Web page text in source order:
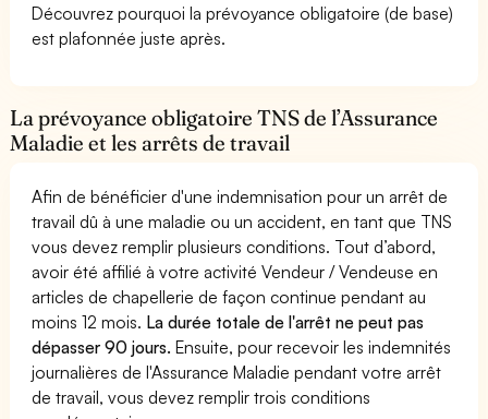
Découvrez pourquoi la prévoyance obligatoire (de base)
est plafonnée juste après.
La prévoyance obligatoire TNS de l’Assurance
Maladie et les arrêts de travail
Afin de bénéficier d'une indemnisation pour un arrêt de
travail dû à une maladie ou un accident, en tant que TNS
vous devez remplir plusieurs conditions. Tout d’abord,
avoir été affilié à votre activité Vendeur / Vendeuse en
articles de chapellerie de façon continue pendant au
moins 12 mois. La durée totale de l'arrêt ne peut pas
dépasser 90 jours. Ensuite, pour recevoir les indemnités
journalières de l'Assurance Maladie pendant votre arrêt
de travail, vous devez remplir trois conditions